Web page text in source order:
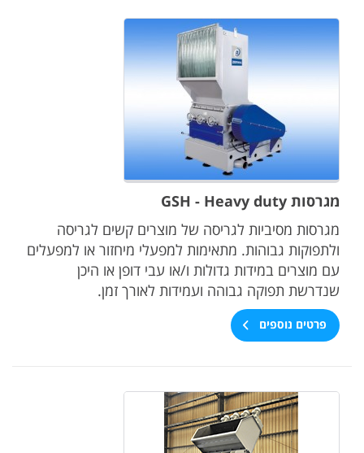
מגרסות GSH - Heavy duty
מגרסות מסיביות לגריסה של מוצרים קשים לגריסה
ולתפוקות גבוהות. מתאימות למפעלי מיחזור או למפעלים
עם מוצרים במידות גדולות ו/או עבי דופן או היכן
שנדרשת תפוקה גבוהה ועמידות לאורך זמן.
פרטים נוספים